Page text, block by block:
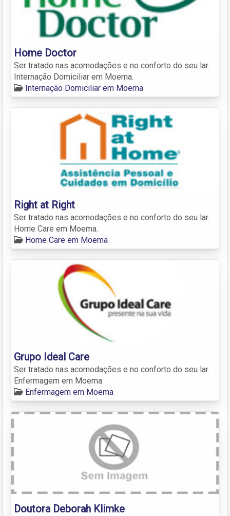
Home Doctor
Ser tratado nas acomodações e no conforto do seu lar.
Internação Domiciliar em Moema.
Internação Domiciliar em Moema
Right at Right
Ser tratado nas acomodações e no conforto do seu lar.
Home Care em Moema.
Home Care em Moema
Grupo Ideal Care
Ser tratado nas acomodações e no conforto do seu lar.
Enfermagem em Moema.
Enfermagem em Moema
Doutora Deborah Klimke